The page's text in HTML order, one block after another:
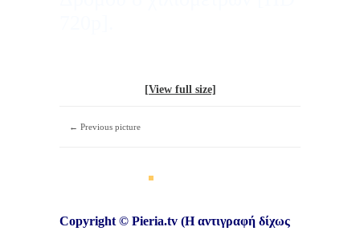
[View full size]
← Previous picture
Copyright © Pieria.tv (Η αντιγραφή δίχως